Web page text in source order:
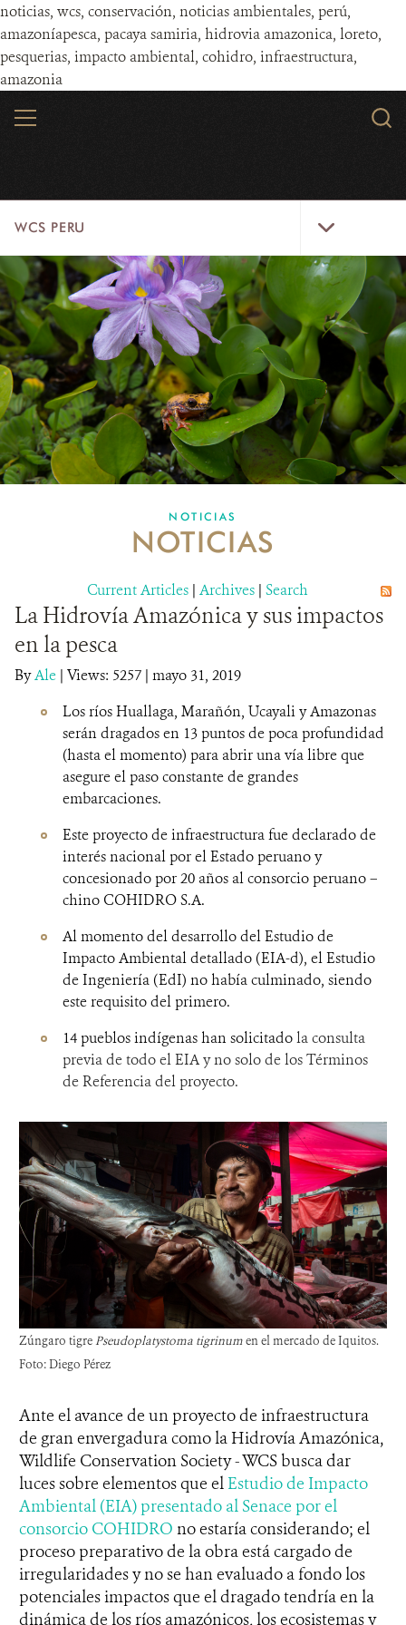
noticias, wcs, conservación, noticias ambientales, perú,
amazoníapesca, pacaya samiria, hidrovia amazonica, loreto,
pesquerias, impacto ambiental, cohidro, infraestructura,
amazonia
MENU
WCS PERU
Menu
PAISAJES
INICIATIVAS
NOSOTROS
NOTICIAS
PUBLICACIONES
MECANISMO DE ATENCIÓN DE QUEJAS Y RECLAMOS
DONA
NOTICIAS
NOTICIAS
Current Articles | Archives | Search
La Hidrovía Amazónica y sus impactos
en la pesca
ByAle | Views: 5257 | mayo 31, 2019
Los ríos Huallaga, Marañón, Ucayali y Amazonas
serán dragados en 13 puntos de poca profundidad
(hasta el momento) para abrir una vía libre que
asegure el paso constante de grandes
embarcaciones.
Este proyecto de infraestructura fue declarado de
interés nacional por el Estado peruano y
concesionado por 20 años al consorcio peruano –
chino COHIDRO S.A.
Al momento del desarrollo del Estudio de
Impacto Ambiental detallado (EIA-d), el Estudio
de Ingeniería (EdI) no había culminado, siendo
este requisito del primero.
14 pueblos indígenas han solicitadola consulta
previa de todo el EIA y no solo de los Términos
de Referencia del proyecto.
Zúngaro tigrePseudoplatystoma tigrinumen el mercado de Iquitos.
Foto: Diego Pérez
Ante el avance de un proyecto de infraestructura
de gran envergadura como la Hidrovía Amazónica,
Wildlife Conservation Society - WCS busca dar
luces sobre elementos que el Estudio de Impacto
Ambiental (EIA) presentado al Senace por el
consorcio COHIDRO no estaría considerando; el
proceso preparativo de la obra está cargado de
irregularidades y no se han evaluado a fondo los
potenciales impactos que el dragado tendría en la
dinámica de los ríos amazónicos, los ecosistemas y